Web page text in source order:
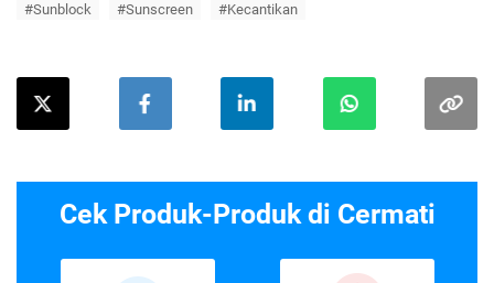
#Sunblock #Sunscreen #Kecantikan
Cek Produk-Produk di Cermati